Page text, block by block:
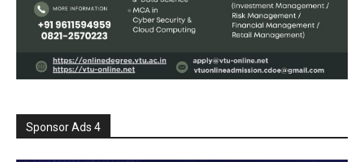
Sponsor Ads 4